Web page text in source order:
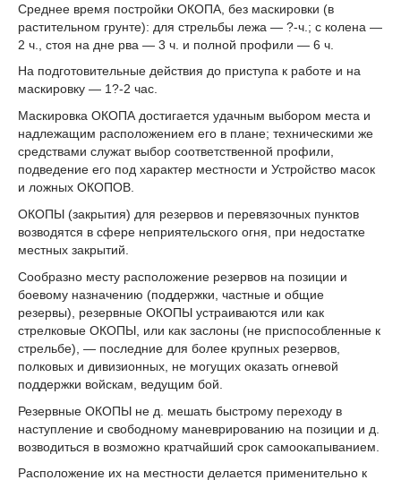
Среднее время постройки ОКОПА, без маскировки (в
растительном грунте): для стрельбы лежа — ?-ч.; с колена —
2 ч., стоя на дне рва — 3 ч. и полной профили — 6 ч.
На подготовительные действия до приступа к работе и на
маскировку — 1?-2 час.
Маскировка ОКОПА достигается удачным выбором места и
надлежащим расположением его в плане; техническими же
средствами служат выбор соответственной профили,
подведение его под характер местности и Устройство масок
и ложных ОКОПОВ.
ОКОПЫ (закрытия) для резервов и перевязочных пунктов
возводятся в сфере неприятельского огня, при недостатке
местных закрытий.
Сообразно месту расположение резервов на позиции и
боевому назначению (поддержки, частные и общие
резервы), резервные ОКОПЫ устраиваются или как
стрелковые ОКОПЫ, или как заслоны (не приспособленные к
стрельбе), — последние для более крупных резервов,
полковых и дивизионных, не могущих оказать огневой
поддержки войскам, ведущим бой.
Резервные ОКОПЫ не д. мешать быстрому переходу в
наступление и свободному маневрированию на позиции и д.
возводиться в возможно кратчайший срок самоокапыванием.
Расположение их на местности делается применительно к